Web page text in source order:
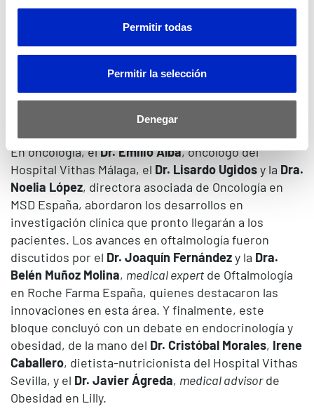
Permitir todas
Permitir la selección
Denegar
Dr. Cristóbal Morales
cardiólogo de los hospitales universitarios Vithas
Madrid Aravaca y La Milagrosa; y elDr. Jan Gracia
cardiometabolic medical Affairs directoren Novo
avances en esta especialidad.
En oncología, elDr. Emilio Alba, oncólogo del
Hospital Vithas Málaga, el Dr. Lisardo Ugidosy la Dra.
Noelia López, directora asociada de Oncología en
MSD España, abordaron los desarrollos en
investigación clínica que pronto llegarán a los
pacientes. Los avances en oftalmología fueron
discutidos por el Dr. Joaquín Fernándezy la Dra.
Belén Muñoz Molina, medical expert de Oftalmología
en Roche Farma España, quienes destacaron las
innovaciones en esta área. Y finalmente, este
bloque concluyó con un debate en endocrinología y
obesidad, de la mano del Dr. Cristóbal Morales, Irene
Caballero, dietista-nutricionista del Hospital Vithas
Sevilla, y el Dr. Javier Ágreda, medical advisorde
Obesidad en Lilly.